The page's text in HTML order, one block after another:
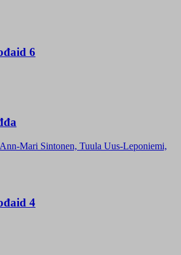
6
Mari Sintonen, Tuula Uus-Leponiemi,
4